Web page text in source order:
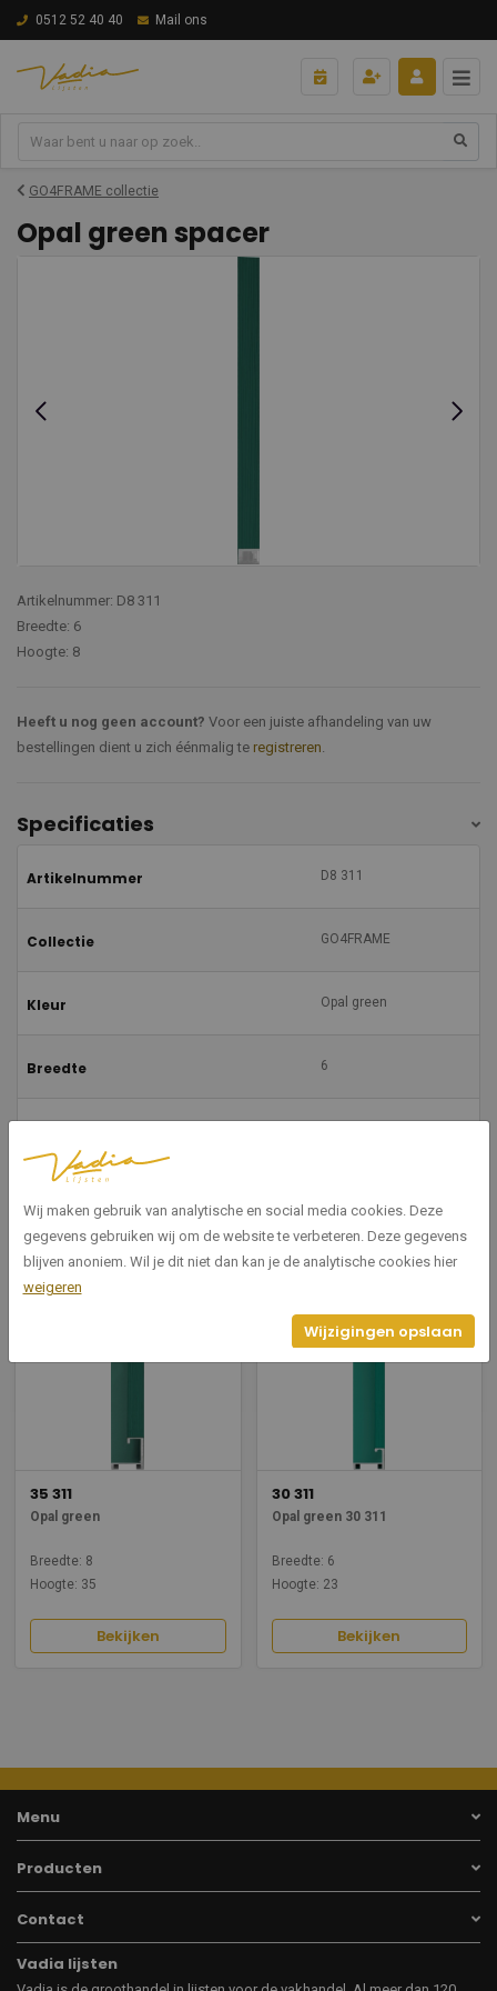
0512 52 40 40 Mail ons
GO4FRAME collectie
Opal green spacer
Artikelnummer: D8 311
Breedte: 6
Hoogte: 8
Heeft u nog geen account? Voor een juiste afhandeling van uw
bestellingen dient u zich éénmalig te registreren.
Specificaties
Artikelnummer D8 311
Collectie GO4FRAME
Kleur Opal green
Breedte 6
Gerelateerde producten
35 311
Opal green
Breedte: 8
Hoogte: 35
Bekijken
30 311
Opal green 30 311
Breedte: 6
Hoogte: 23
Bekijken
Menu
Producten
Contact
Vadia lijsten
Wij maken gebruik van analytische en social media cookies. Deze
gegevens gebruiken wij om de website te verbeteren. Deze gegevens
blijven anoniem. Wil je dit niet dan kan je de analytische cookies hier
weigeren
Wijzigingen opslaan